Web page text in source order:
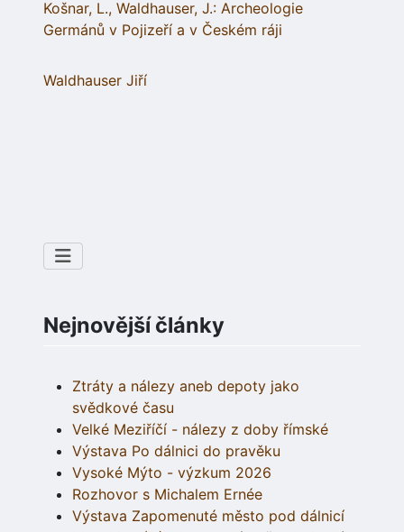
Košnar, L., Waldhauser, J.: Archeologie
Germánů v Pojizeří a v Českém ráji
Waldhauser Jiří
Nejnovější články
Ztráty a nálezy aneb depoty jako
svědkové času
Velké Meziříčí - nálezy z doby římské
Výstava Po dálnici do pravěku
Vysoké Mýto - výzkum 2026
Rozhovor s Michalem Ernée
Výstava Zapomenuté město pod dálnicí